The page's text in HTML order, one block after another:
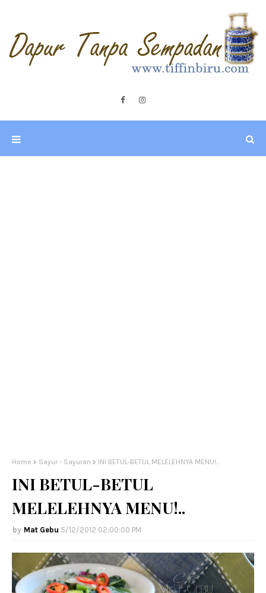
Home Sayur - Sayuran INI BETUL-BETUL MELELEHNYA MENU!..
INI BETUL-BETUL
MELELEHNYA MENU!..
Mat Gebu 5/12/2012 02:00:00 PM